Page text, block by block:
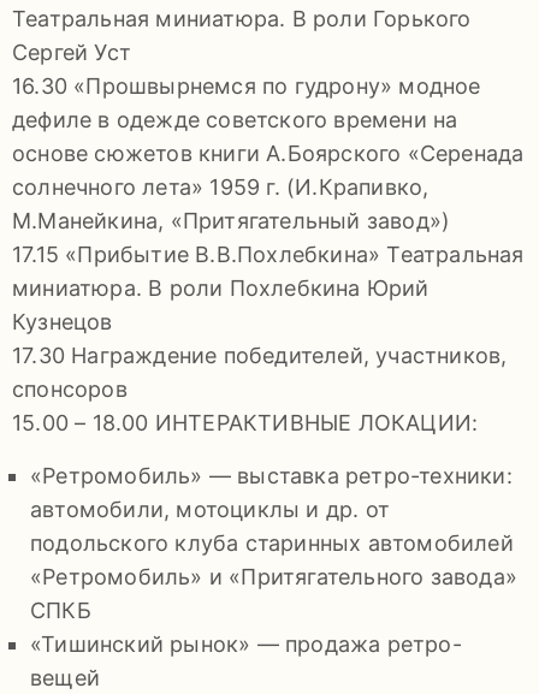
Театральная миниатюра. В роли Горького
Сергей Уст
16.30 «Прошвырнемся по гудрону» модное
дефиле в одежде советского времени на
основе сюжетов книги А.Боярского «Серенада
солнечного лета» 1959 г. (И.Крапивко,
М.Манейкина, «Притягательный завод»)
17.15 «Прибытие В.В.Похлебкина» Театральная
миниатюра. В роли Похлебкина Юрий
Кузнецов
17.30 Награждение победителей, участников,
спонсоров
15.00 – 18.00 ИНТЕРАКТИВНЫЕ ЛОКАЦИИ:
«Ретромобиль» — выставка ретро-техники:
автомобили, мотоциклы и др. от
подольского клуба старинных автомобилей
«Ретромобиль» и «Притягательного завода»
СПКБ
«Тишинский рынок» — продажа ретро-
вещей